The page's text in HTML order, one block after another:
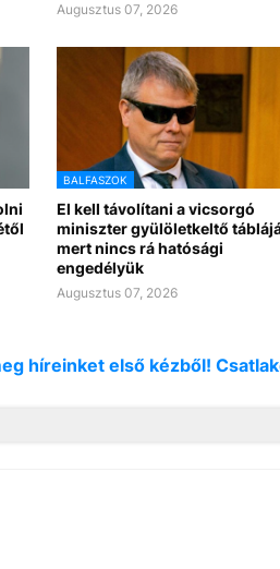
Augusztus 07, 2026
BALFASZOK
El kell távolítani a vicsorgó
miniszter gyülöletkeltő
mert nincs rá hatósági
engedélyük
Augusztus 07, 2026
híreinket első kézből!